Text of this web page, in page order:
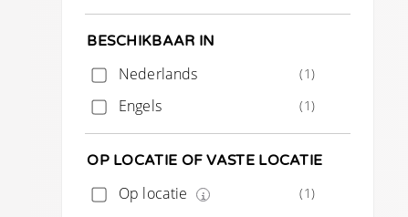
BESCHIKBAAR IN
Nederlands (1)
Engels (1)
OP LOCATIE OF VASTE LOCATIE
Op locatie (1)